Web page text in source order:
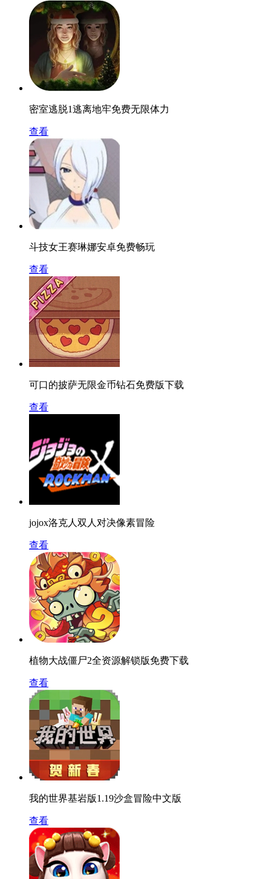
密室逃脱1逃离地牢免费无限体力
查看
斗技女王赛琳娜安卓免费畅玩
查看
可口的披萨无限金币钻石免费版下载
查看
jojox洛克人双人对决像素冒险
查看
植物大战僵尸2全资源解锁版免费下载
查看
我的世界基岩版1.19沙盒冒险中文版
查看